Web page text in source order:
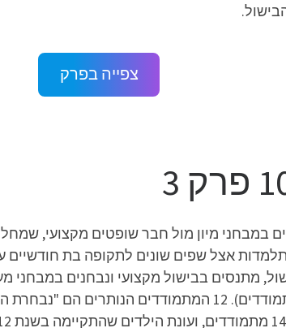
צפייה בפרק
אצל שפים שונים לתקופה בת
העונות מלבד העונה הראשונה, בה נופו 38 מתמודדים).